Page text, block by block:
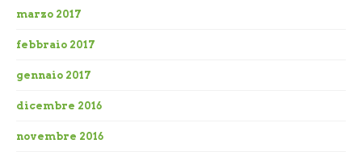
marzo 2017
febbraio 2017
gennaio 2017
dicembre 2016
novembre 2016